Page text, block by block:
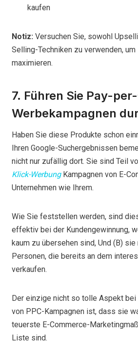
kaufen
Notiz: Versuchen Sie, sowohl
Selling-Techniken zu verwenden, um
maximieren.
7. Führen Sie Pay-
Werbekampagnen
Haben Sie diese Produkte schon
Ihren Google-Suchergebnissen
nicht nur zufällig dort. Sie sind Teil
Klick-Werbung Kampagnen von E-
Unternehmen wie Ihrem.
Wie Sie feststellen werden, sind
effektiv bei der Kundengewinnung,
kaum zu übersehen sind, Und (B) sie
Personen, die bereits an dem
verkaufen.
Der einzige nicht so tolle Aspekt bei
von PPC-Kampagnen ist, dass sie
teuerste E-Commerce-
Liste sind.